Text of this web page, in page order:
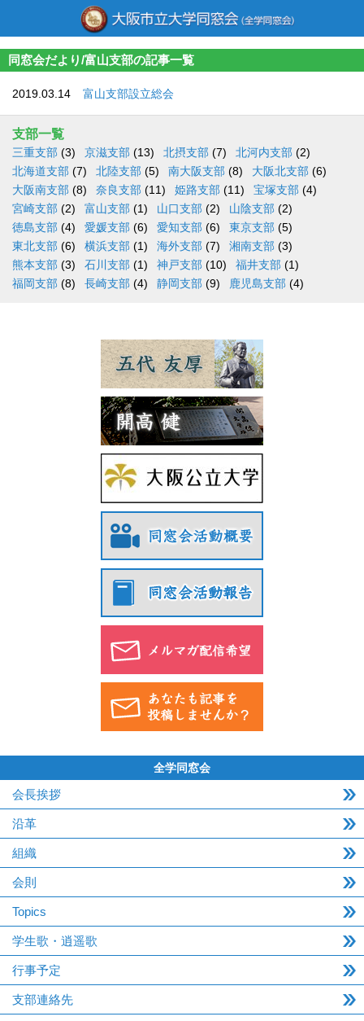
同窓会だより/富山支部の記事一覧
2019.03.14 富山支部設立総会
支部一覧
三重支部 (3) 京滋支部 (13) 北摂支部 (7) 北河内支部 (2)
北海道支部 (7) 北陸支部 (5) 南大阪支部 (8) 大阪北支部 (6)
大阪南支部 (8) 奈良支部 (11) 姫路支部 (11) 宝塚支部 (4)
宮崎支部 (2) 富山支部 (1) 山口支部 (2) 山陰支部 (2)
徳島支部 (4) 愛媛支部 (6) 愛知支部 (6) 東京支部 (5)
東北支部 (6) 横浜支部 (1) 海外支部 (7) 湘南支部 (3)
熊本支部 (3) 石川支部 (1) 神戸支部 (10) 福井支部 (1)
福岡支部 (8) 長崎支部 (4) 静岡支部 (9) 鹿児島支部 (4)
全学同窓会
会長挨拶
沿革
組織
会則
Topics
学生歌・逍遥歌
行事予定
支部連絡先